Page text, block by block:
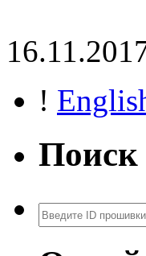
!
Поиск
Поиск